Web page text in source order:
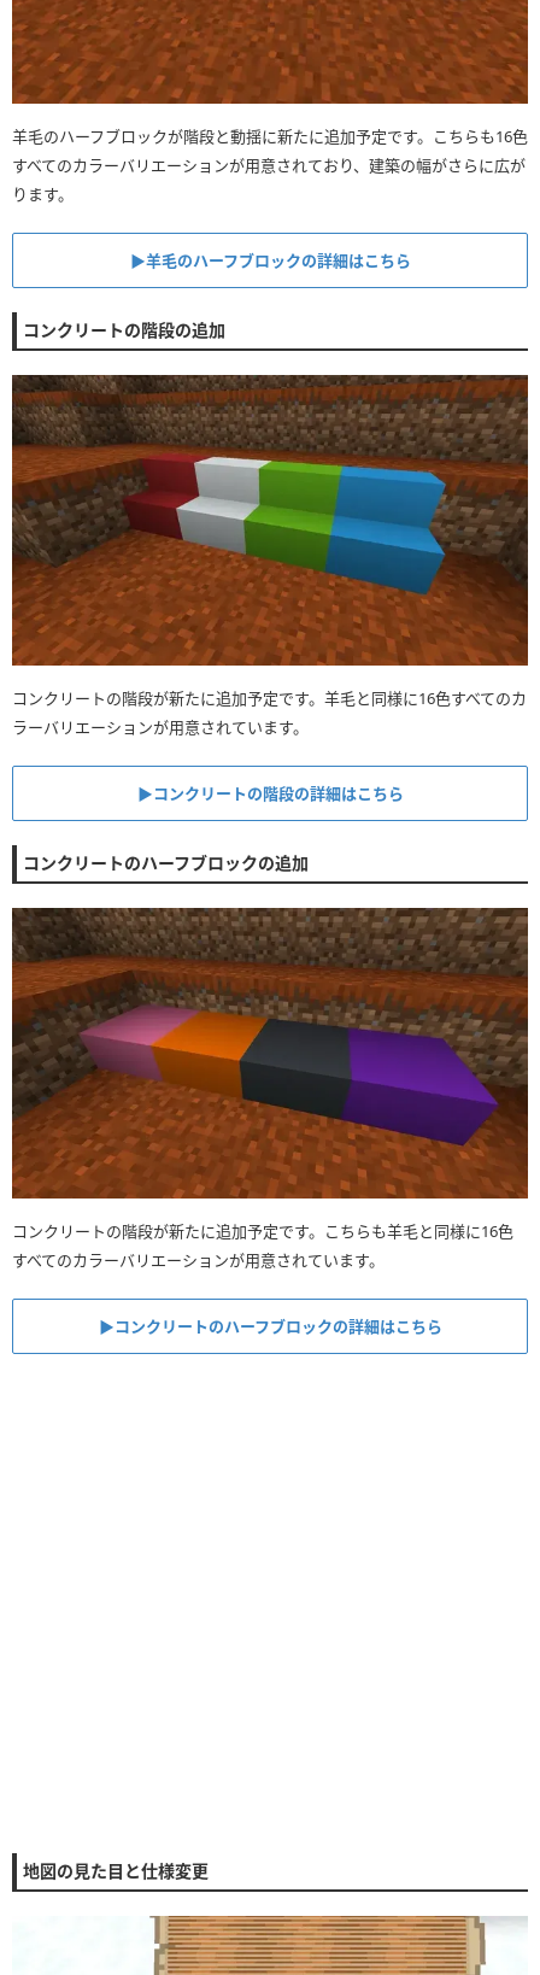
羊毛のハーフブロックが階段と動揺に新たに追加予定です。こちらも16色
すべてのカラーバリエーションが用意されており、建築の幅がさらに広が
ります。
▶︎羊毛のハーフブロックの詳細はこちら
コンクリートの階段の追加
コンクリートの階段が新たに追加予定です。羊毛と同様に16色すべてのカ
ラーバリエーションが用意されています。
▶︎コンクリートの階段の詳細はこちら
コンクリートのハーフブロックの追加
コンクリートの階段が新たに追加予定です。こちらも羊毛と同様に16色
すべてのカラーバリエーションが用意されています。
▶︎コンクリートのハーフブロックの詳細はこちら
地図の見た目と仕様変更